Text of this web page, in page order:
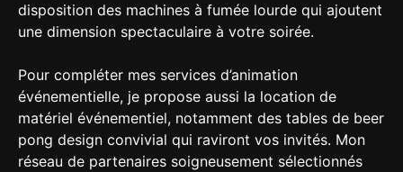
disposition des machines à fumée lourde qui ajoutent
une dimension spectaculaire à votre soirée.
Pour compléter mes services d’animation
événementielle, je propose aussi la location de
matériel événementiel, notamment des tables de beer
pong design convivial qui raviront vos invités. Mon
réseau de partenaires soigneusement sélectionnés